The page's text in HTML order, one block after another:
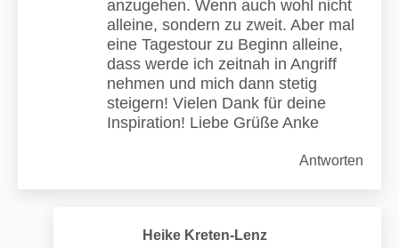
anzugehen. Wenn auch wohl nicht
alleine, sondern zu zweit. Aber mal
eine Tagestour zu Beginn alleine,
dass werde ich zeitnah in Angriff
nehmen und mich dann stetig
steigern! Vielen Dank für deine
Inspiration! Liebe Grüße Anke
Antworten
Heike Kreten-Lenz